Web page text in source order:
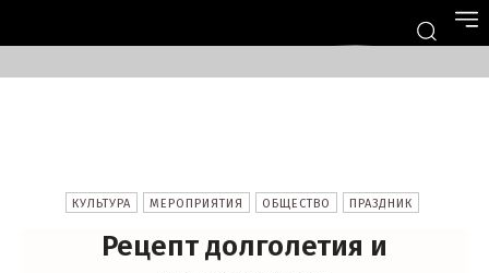
КУЛЬТУРА МЕРОПРИЯТИЯ ОБЩЕСТВО ПРАЗДНИК
Рецепт долголетия и